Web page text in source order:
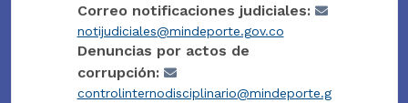
Correo notificaciones judiciales:
notijudiciales@mindeporte.gov.co
Denuncias por actos de
corrupción:
controlinternodisciplinario@mindeporte.g